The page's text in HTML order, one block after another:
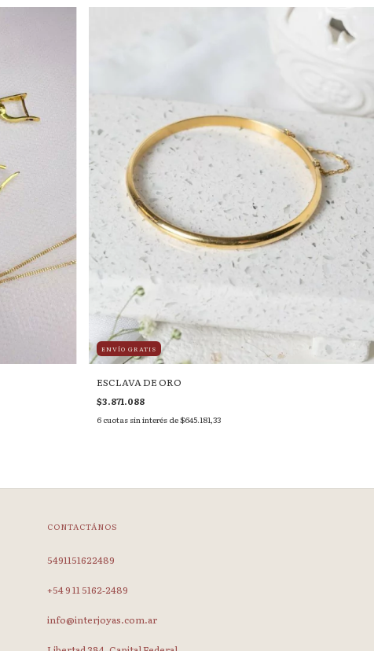
ENVÍO GRATIS
ESCLAVA DE ORO
$3.871.088
6 cuotas sin interés de$645.181,33
CONTACTÁNOS
5491151622489
‪+54 9 11 5162‑2489‬
info@interjoyas.com.ar